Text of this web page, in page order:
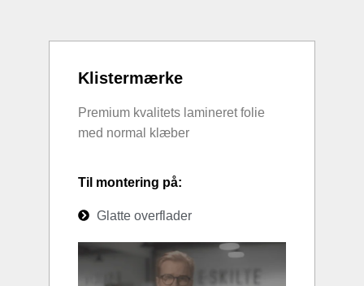
Klistermærke
Premium kvalitets lamineret folie
med normal klæber
Til montering på:
Glatte overflader